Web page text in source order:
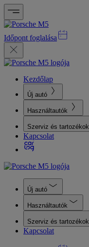
Időpont foglalása
Kezdőlap
Új autó
Használtautók
Szerviz és tartozékok
Kapcsolat
Új autó
Használtautók
Szerviz és tartozékok
Kapcsolat